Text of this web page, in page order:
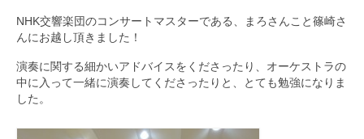
NHK交響楽団のコンサートマスターである、まろさんこと篠崎さ
んにお越し頂きました！
演奏に関する細かいアドバイスをくださったり、オーケストラの
中に入って一緒に演奏してくださったりと、とても勉強になりま
した。